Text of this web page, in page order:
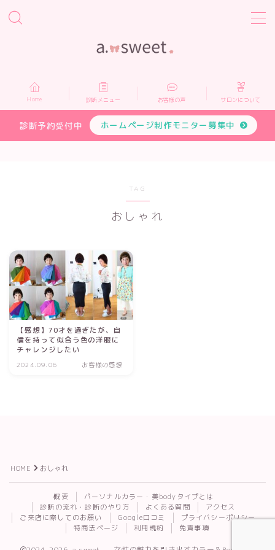
Home
診断メニュー
お申し込み
Home 診断メニュー お客様の声 サロンについて
診断予約受付中 ホームページ制作モニター募集中
TAG
おしゃれ
【感想】70才を過ぎたが、自
信を持って似合う色の洋服に
チャレンジしたい
2024.09.06 お客様の感想
HOME おしゃれ
概要
パーソナルカラー・美bodyタイプとは
診断の流れ・診断のやり方
よくある質問
アクセス
ご来店に際してのお願い
Google口コミ
プライバシーポリシー
特商法ページ
利用規約 免責事項